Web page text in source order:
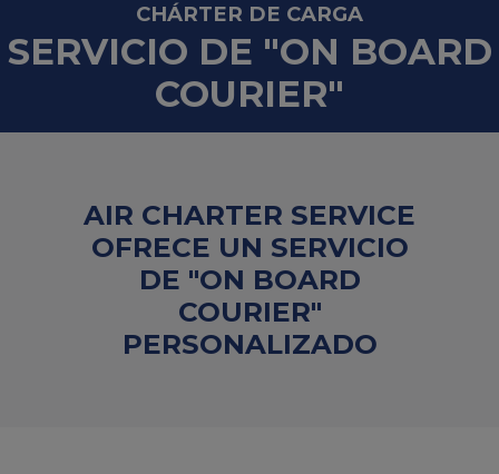
CHÁRTER DE CARGA
SERVICIO DE "ON BOARD
COURIER"
AIR CHARTER SERVICE
OFRECE UN SERVICIO
DE "ON BOARD
COURIER"
PERSONALIZADO